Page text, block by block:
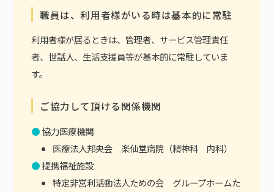
職員は、利用者様がいる時は基本的に常駐
利用者様が居るときは、管理者、サービス管理責任
者、世話人、生活支援員等が基本的に常駐していま
す。
ご協力して頂ける関係機関
協力医療機関
医療法人邦央会 楽仙堂病院（精神科 内科）
提携福祉施設
特定非営利活動法人ための会 グループホームた